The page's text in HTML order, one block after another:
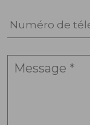
Numéro de